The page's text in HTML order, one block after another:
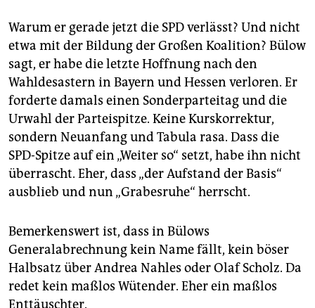
Warum er gerade jetzt die SPD verlässt? Und nicht
etwa mit der Bildung der Großen Koalition? Bülow
sagt, er habe die letzte Hoffnung nach den
Wahldesastern in Bayern und Hessen verloren. Er
forderte damals einen Sonderparteitag und die
Urwahl der Parteispitze. Keine Kurskorrektur,
sondern Neuanfang und Tabula rasa. Dass die
SPD-Spitze auf ein „Weiter so“ setzt, habe ihn nicht
überrascht. Eher, dass „der Aufstand der Basis“
ausblieb und nun „Grabesruhe“ herrscht.
Bemerkenswert ist, dass in Bülows
Generalabrechnung kein Name fällt, kein böser
Halbsatz über Andrea Nahles oder Olaf Scholz. Da
redet kein maßlos Wütender. Eher ein maßlos
Enttäuschter.